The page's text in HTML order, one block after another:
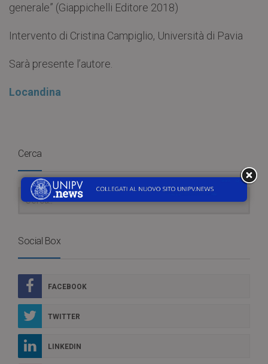
generale” (Giappichelli Editore 2018)
Intervento di Cristina Campiglio, Università di Pavia
Sarà presente l’autore.
Locandina
Cerca
Social Box
FACEBOOK
TWITTER
LINKEDIN